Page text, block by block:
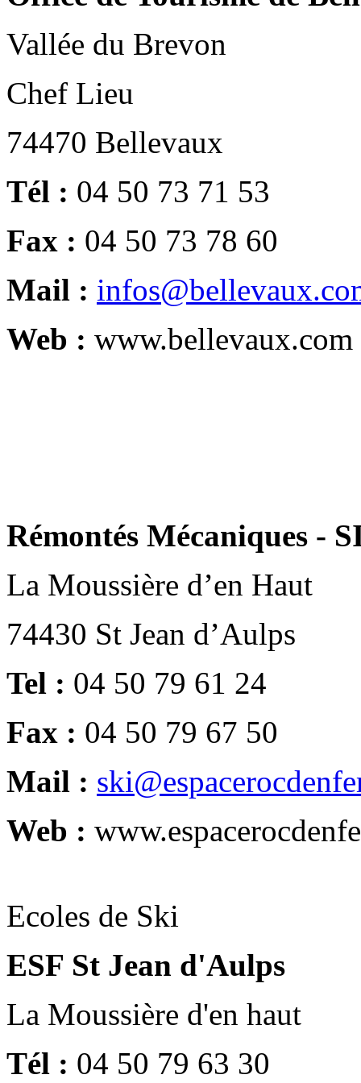
Vallée du Brevon
Chef Lieu
74470 Bellevaux
Tél : 04 50 73 71 53
Fax : 04 50 73 78 60
Mail :
Web : www.bellevaux.com
Rémontés Mécaniques -
La Moussière d’en Haut
74430 St Jean d’Aulps
Tel : 04 50 79 61 24
Fax : 04 50 79 67 50
Mail :
Web :
Ecoles de Ski
ESF St Jean d'Aulps
La Moussière d'en haut
Tél : 04 50 79 63 30